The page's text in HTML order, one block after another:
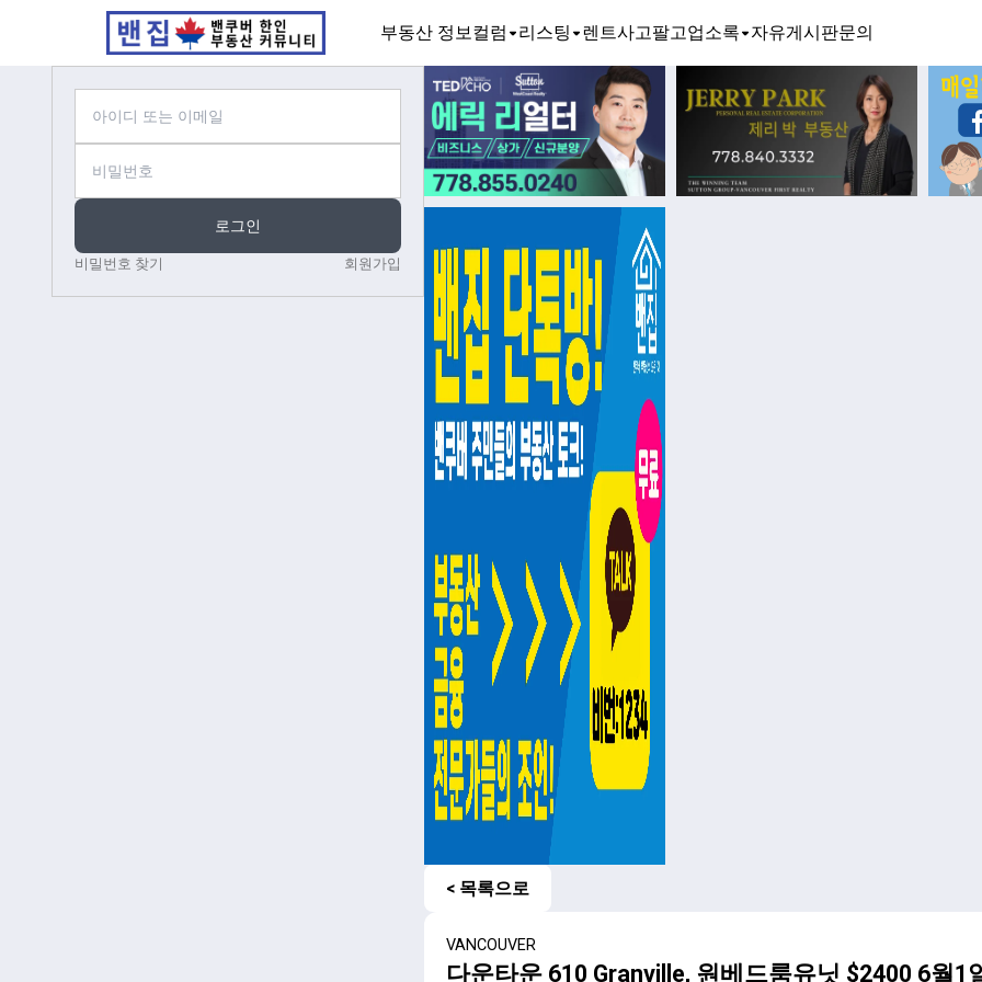
부동산 정보컬럼 리스팅 렌트사고팔고업소록 자유게시판문의
로그인
비밀번호 찾기 회원가입
< 목록으로
VANCOUVER
다운타운 610 Granville, 원베드룸유닛 $2400 6월1